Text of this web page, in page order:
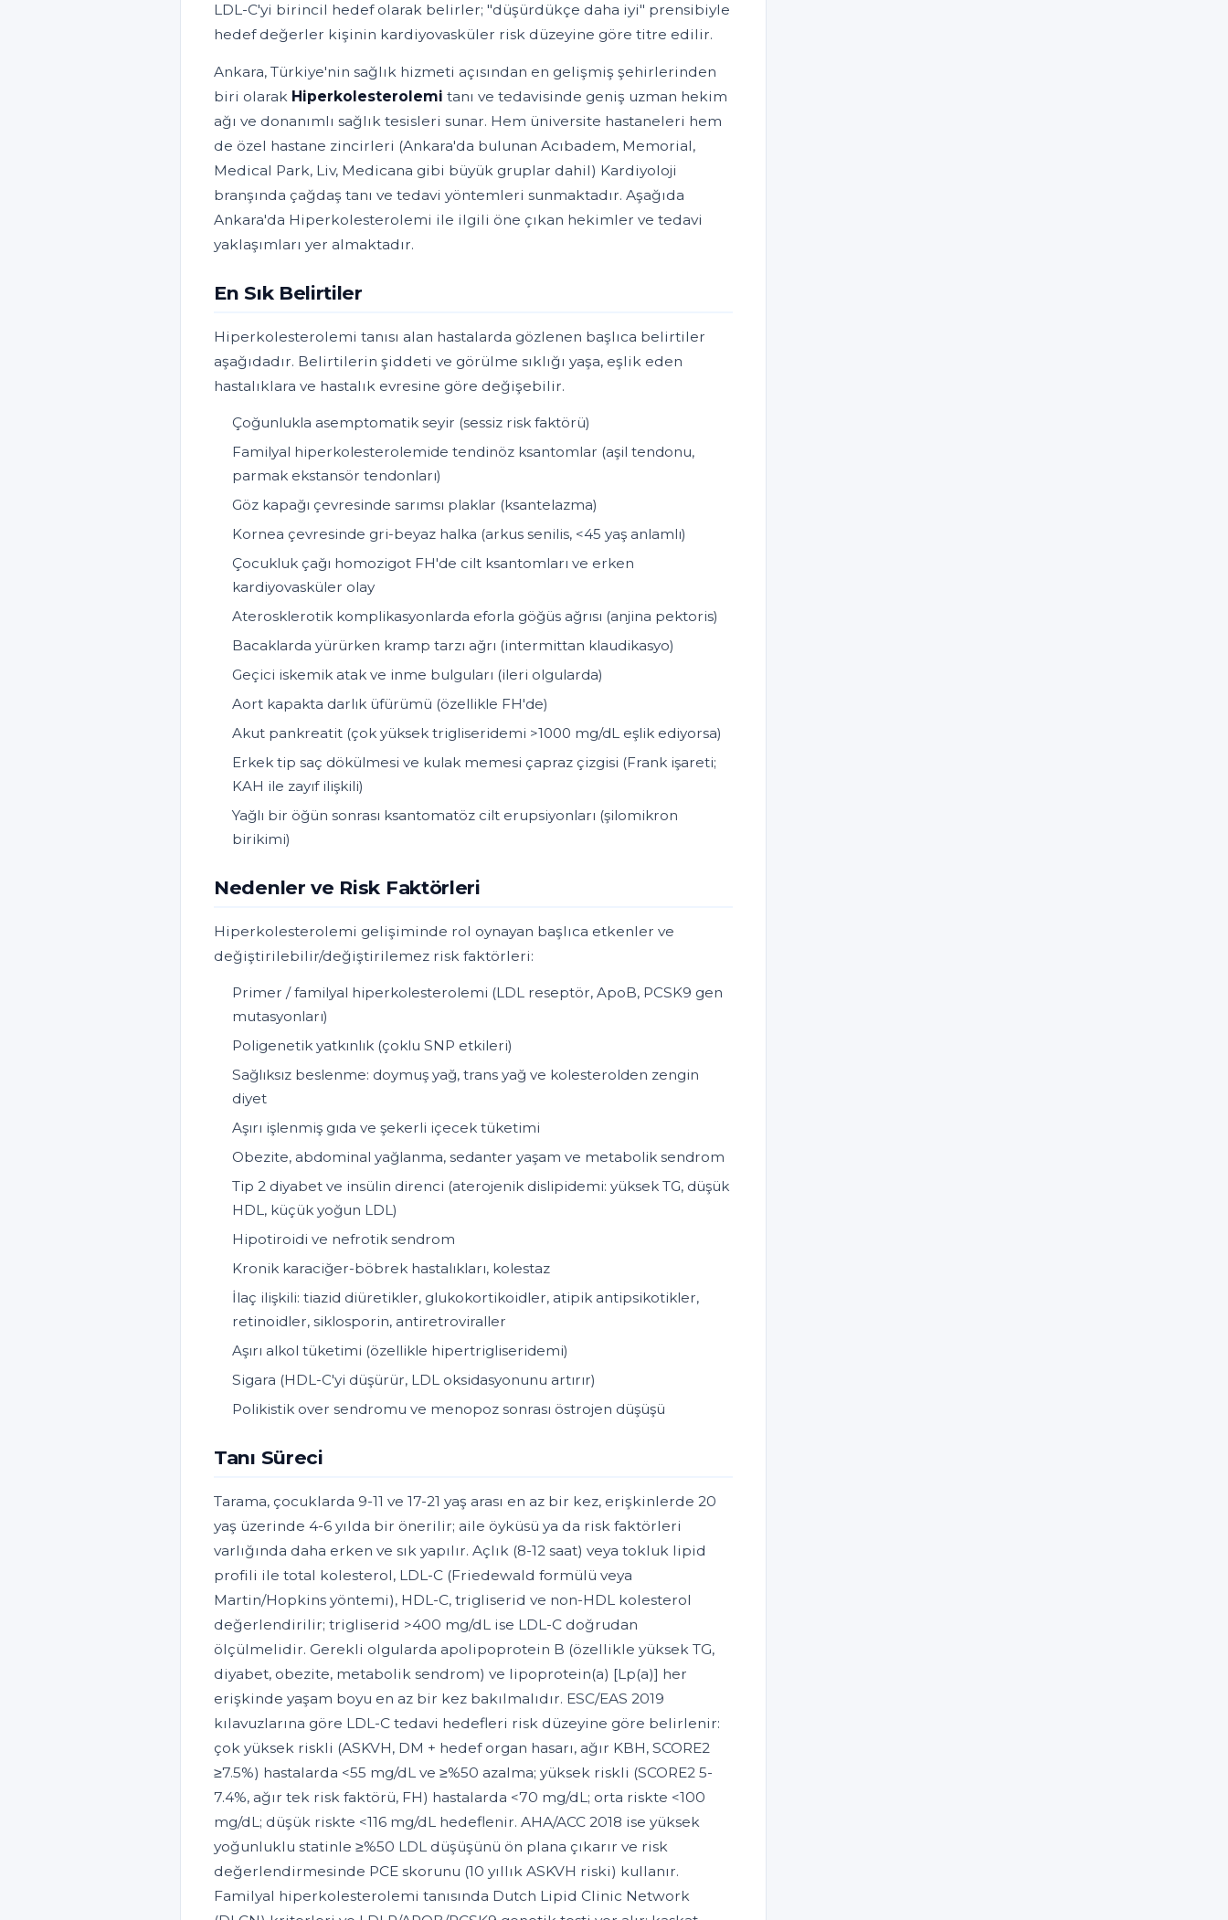
LDL-C'yi birincil hedef olarak belirler; "düşürdükçe daha iyi" prensibiyle
hedef değerler kişinin kardiyovasküler risk düzeyine göre titre edilir.
Ankara, Türkiye'nin sağlık hizmeti açısından en gelişmiş şehirlerinden
biri olarak Hiperkolesterolemi tanı ve tedavisinde geniş uzman hekim
ağı ve donanımlı sağlık tesisleri sunar. Hem üniversite hastaneleri hem
de özel hastane zincirleri (Ankara'da bulunan Acıbadem, Memorial,
Medical Park, Liv, Medicana gibi büyük gruplar dahil) Kardiyoloji
branşında çağdaş tanı ve tedavi yöntemleri sunmaktadır. Aşağıda
Ankara'da Hiperkolesterolemi ile ilgili öne çıkan hekimler ve tedavi
yaklaşımları yer almaktadır.
En Sık Belirtiler
Hiperkolesterolemi tanısı alan hastalarda gözlenen başlıca belirtiler
aşağıdadır. Belirtilerin şiddeti ve görülme sıklığı yaşa, eşlik eden
hastalıklara ve hastalık evresine göre değişebilir.
Çoğunlukla asemptomatik seyir (sessiz risk faktörü)
Familyal hiperkolesterolemide tendinöz ksantomlar (aşil tendonu,
parmak ekstansör tendonları)
Göz kapağı çevresinde sarımsı plaklar (ksantelazma)
Kornea çevresinde gri-beyaz halka (arkus senilis, <45 yaş anlamlı)
Çocukluk çağı homozigot FH'de cilt ksantomları ve erken
kardiyovasküler olay
Aterosklerotik komplikasyonlarda eforla göğüs ağrısı (anjina pektoris)
Bacaklarda yürürken kramp tarzı ağrı (intermittan klaudikasyo)
Geçici iskemik atak ve inme bulguları (ileri olgularda)
Aort kapakta darlık üfürümü (özellikle FH'de)
Akut pankreatit (çok yüksek trigliseridemi >1000 mg/dL eşlik ediyorsa)
Erkek tip saç dökülmesi ve kulak memesi çapraz çizgisi (Frank işareti;
KAH ile zayıf ilişkili)
Yağlı bir öğün sonrası ksantomatöz cilt erupsiyonları (şilomikron
birikimi)
Nedenler ve Risk Faktörleri
Hiperkolesterolemi gelişiminde rol oynayan başlıca etkenler ve
değiştirilebilir/değiştirilemez risk faktörleri:
Primer / familyal hiperkolesterolemi (LDL reseptör, ApoB, PCSK9 gen
mutasyonları)
Poligenetik yatkınlık (çoklu SNP etkileri)
Sağlıksız beslenme: doymuş yağ, trans yağ ve kolesterolden zengin
diyet
Aşırı işlenmiş gıda ve şekerli içecek tüketimi
Obezite, abdominal yağlanma, sedanter yaşam ve metabolik sendrom
Tip 2 diyabet ve insülin direnci (aterojenik dislipidemi: yüksek TG, düşük
HDL, küçük yoğun LDL)
Hipotiroidi ve nefrotik sendrom
Kronik karaciğer-böbrek hastalıkları, kolestaz
İlaç ilişkili: tiazid diüretikler, glukokortikoidler, atipik antipsikotikler,
retinoidler, siklosporin, antiretroviraller
Aşırı alkol tüketimi (özellikle hipertrigliseridemi)
Sigara (HDL-C'yi düşürür, LDL oksidasyonunu artırır)
Polikistik over sendromu ve menopoz sonrası östrojen düşüşü
Tanı Süreci
Tarama, çocuklarda 9-11 ve 17-21 yaş arası en az bir kez, erişkinlerde 20
yaş üzerinde 4-6 yılda bir önerilir; aile öyküsü ya da risk faktörleri
varlığında daha erken ve sık yapılır. Açlık (8-12 saat) veya tokluk lipid
profili ile total kolesterol, LDL-C (Friedewald formülü veya
Martin/Hopkins yöntemi), HDL-C, trigliserid ve non-HDL kolesterol
değerlendirilir; trigliserid >400 mg/dL ise LDL-C doğrudan
ölçülmelidir. Gerekli olgularda apolipoprotein B (özellikle yüksek TG,
diyabet, obezite, metabolik sendrom) ve lipoprotein(a) [Lp(a)] her
erişkinde yaşam boyu en az bir kez bakılmalıdır. ESC/EAS 2019
kılavuzlarına göre LDL-C tedavi hedefleri risk düzeyine göre belirlenir:
çok yüksek riskli (ASKVH, DM + hedef organ hasarı, ağır KBH, SCORE2
≥7.5%) hastalarda <55 mg/dL ve ≥%50 azalma; yüksek riskli (SCORE2 5-
7.4%, ağır tek risk faktörü, FH) hastalarda <70 mg/dL; orta riskte <100
mg/dL; düşük riskte <116 mg/dL hedeflenir. AHA/ACC 2018 ise yüksek
yoğunluklu statinle ≥%50 LDL düşüşünü ön plana çıkarır ve risk
değerlendirmesinde PCE skorunu (10 yıllık ASKVH riski) kullanır.
Familyal hiperkolesterolemi tanısında Dutch Lipid Clinic Network